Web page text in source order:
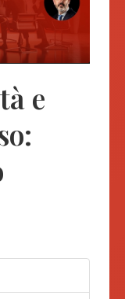
e